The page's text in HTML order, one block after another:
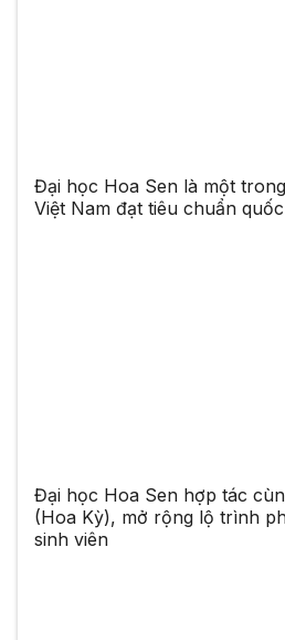
Đại học Hoa Sen là một
Việt Nam đạt tiêu chuẩn
Đại học Hoa Sen hợp tác
(Hoa Kỳ), mở rộng lộ trình
sinh viên